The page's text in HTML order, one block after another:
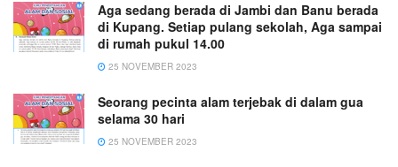
Aga sedang berada di Jambi dan Banu berada
di Kupang. Setiap pulang sekolah, Aga sampai
di rumah pukul 14.00
25 NOVEMBER 2023
Seorang pecinta alam terjebak di dalam gua
selama 30 hari
25 NOVEMBER 2023